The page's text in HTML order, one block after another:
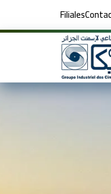
Filiales